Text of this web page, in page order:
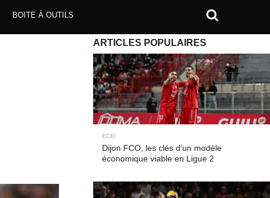
BOITE À OUTILS
ARTICLES POPULAIRES
ECO
Dijon FCO, les clés d’un modèle
économique viable en Ligue 2